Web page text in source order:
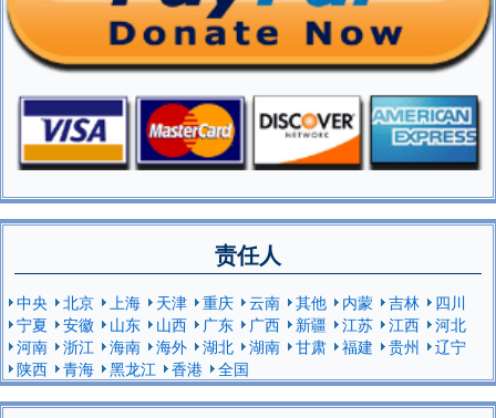
责任人
中央 北京 上海 天津 重庆 云南 其他 内蒙 吉林
四川
宁夏
安徽 山东 山西 广东 广西 新疆 江苏 江西
河北
河南
浙江 海南 海外 湖北 湖南 甘肃 福建 贵州
辽宁
陕西
青海 黑龙江 香港 全国